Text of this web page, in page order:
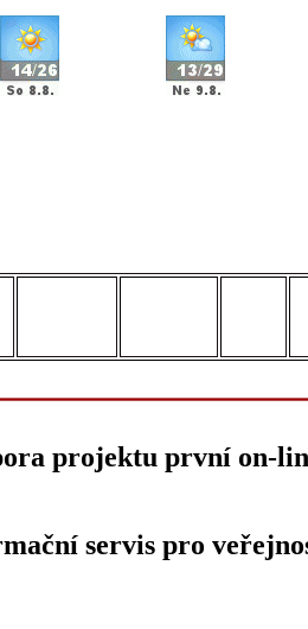
projektu první on-
servis pro